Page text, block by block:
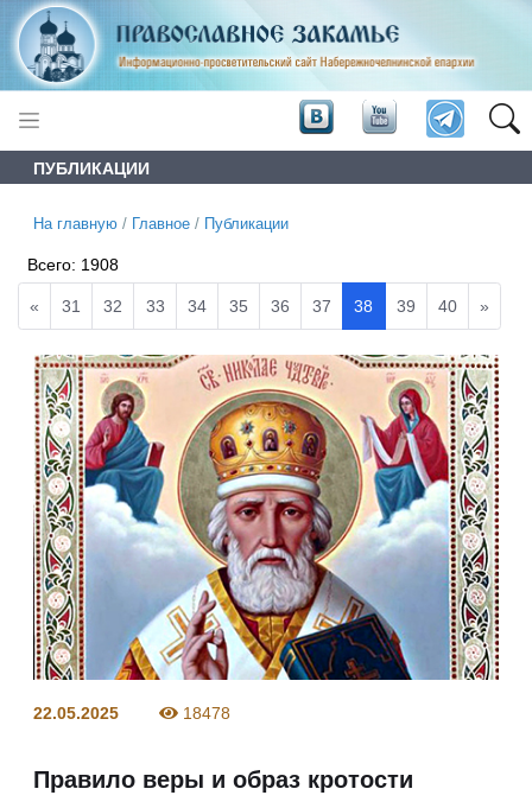
ПУБЛИКАЦИИ
На главную / Главное / Публикации
Всего: 1908
« 31 32 33 34 35 36 37 38 39 40 »
22.05.2025 18478
Правило веры и образ кротости